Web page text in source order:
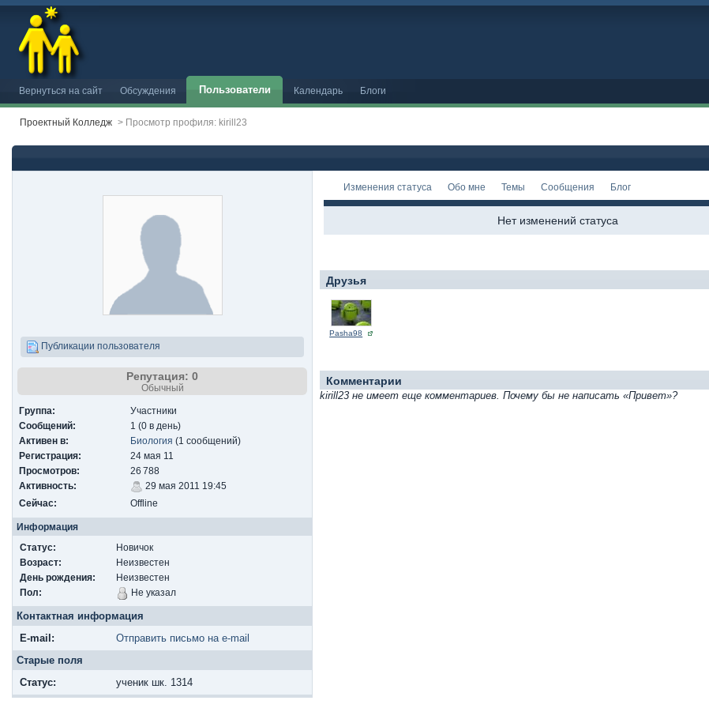
Вернуться на сайт Обсуждения Пользователи Календарь Блоги
Проектный Колледж > Просмотр профиля: kirill23
Публикации пользователя
Репутация: 0
Обычный
Группа:
Участники
Сообщений:
1 (0 в день)
Активен в:
Биология (1 сообщений)
Регистрация:
24 мая 11
Просмотров:
26 788
Активность:
29 мая 2011 19:45
Сейчас:
Offline
Информация
Статус:
Новичок
Возраст:
Неизвестен
День рождения:
Неизвестен
Пол:
Не указал
Контактная информация
E-mail:
Отправить письмо на e-mail
Старые поля
Cтатус:
ученик шк. 1314
Изменения статуса Обо мне Темы Сообщения Блог
Нет изменений статуса
Друзья
Pasha98
Комментарии
kirill23 не имеет еще комментариев. Почему бы не написать «Привет»?